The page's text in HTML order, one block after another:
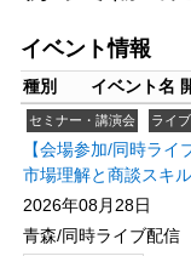
イベント情報
種別 イベント名
セミナー・講演会 ライ
【会場参加/同時ラ
市場理解と商談スキ
2026年08月28日
青森/同時ライブ配信